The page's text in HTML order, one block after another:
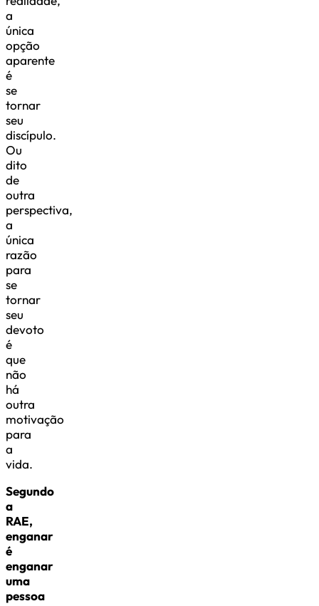
a
única
opção
aparente
é
se
tornar
seu
discípulo.
Ou
dito
de
outra
perspectiva,
a
única
razão
para
se
tornar
seu
devoto
é
que
não
há
outra
motivação
para
a
vida.
Segundo
a
RAE,
enganar
é
enganar
uma
pessoa